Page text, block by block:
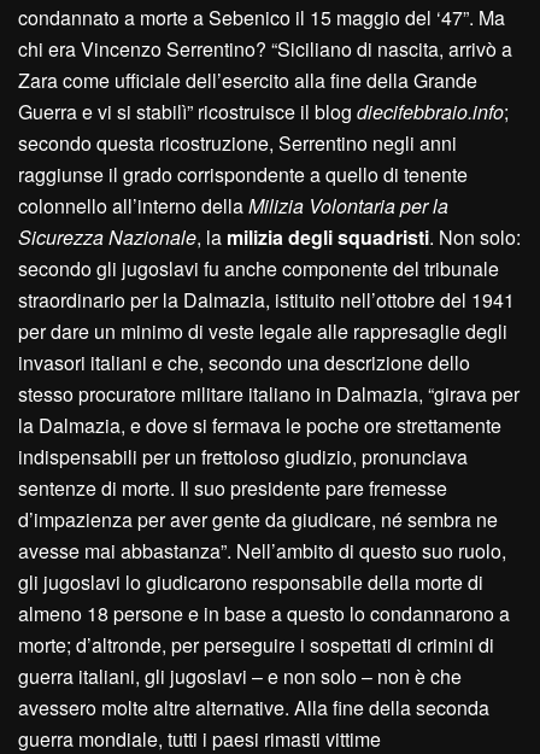
condannato a morte a Sebenico il 15 maggio del ‘47”. Ma
chi era Vincenzo Serrentino? “Siciliano di nascita, arrivò a
Zara come ufficiale dell’esercito alla fine della Grande
Guerra e vi si stabilì” ricostruisce il blog diecifebbraio.info;
secondo questa ricostruzione, Serrentino negli anni
raggiunse il grado corrispondente a quello di tenente
colonnello all’interno dellaMilizia Volontaria per la
Sicurezza Nazionale, la milizia degli squadristi. Non solo:
secondo gli jugoslavi fu anche componente del tribunale
straordinario per la Dalmazia, istituito nell’ottobre del 1941
per dare un minimo di veste legale alle rappresaglie degli
invasori italiani e che, secondo una descrizione dello
stesso procuratore militare italiano in Dalmazia, “girava per
la Dalmazia, e dove si fermava le poche ore strettamente
indispensabili per un frettoloso giudizio, pronunciava
sentenze di morte. Il suo presidente pare fremesse
d’impazienza per aver gente da giudicare, né sembra ne
avesse mai abbastanza”. Nell’ambito di questo suo ruolo,
gli jugoslavi lo giudicarono responsabile della morte di
almeno 18 persone e in base a questo lo condannarono a
morte; d’altronde, per perseguire i sospettati di crimini di
guerra italiani, gli jugoslavi – e non solo – non è che
avessero molte altre alternative. Alla fine della seconda
guerra mondiale, tutti i paesi rimasti vittime